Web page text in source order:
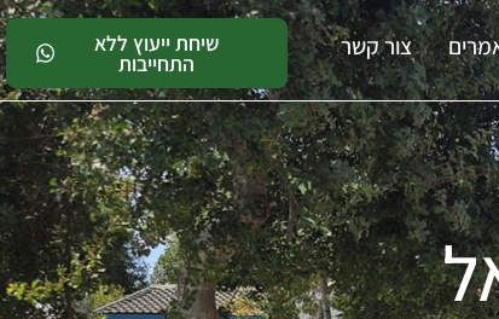
צור קשר שיחת ייעוץ ללא
התחייבות